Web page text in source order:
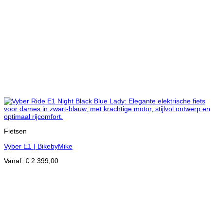
Fietsen
Vyber E1 | BikebyMike
Vanaf: € 2.399,00